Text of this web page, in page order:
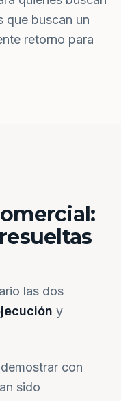
que buscan un
retorno para
las dos
y
con
sido